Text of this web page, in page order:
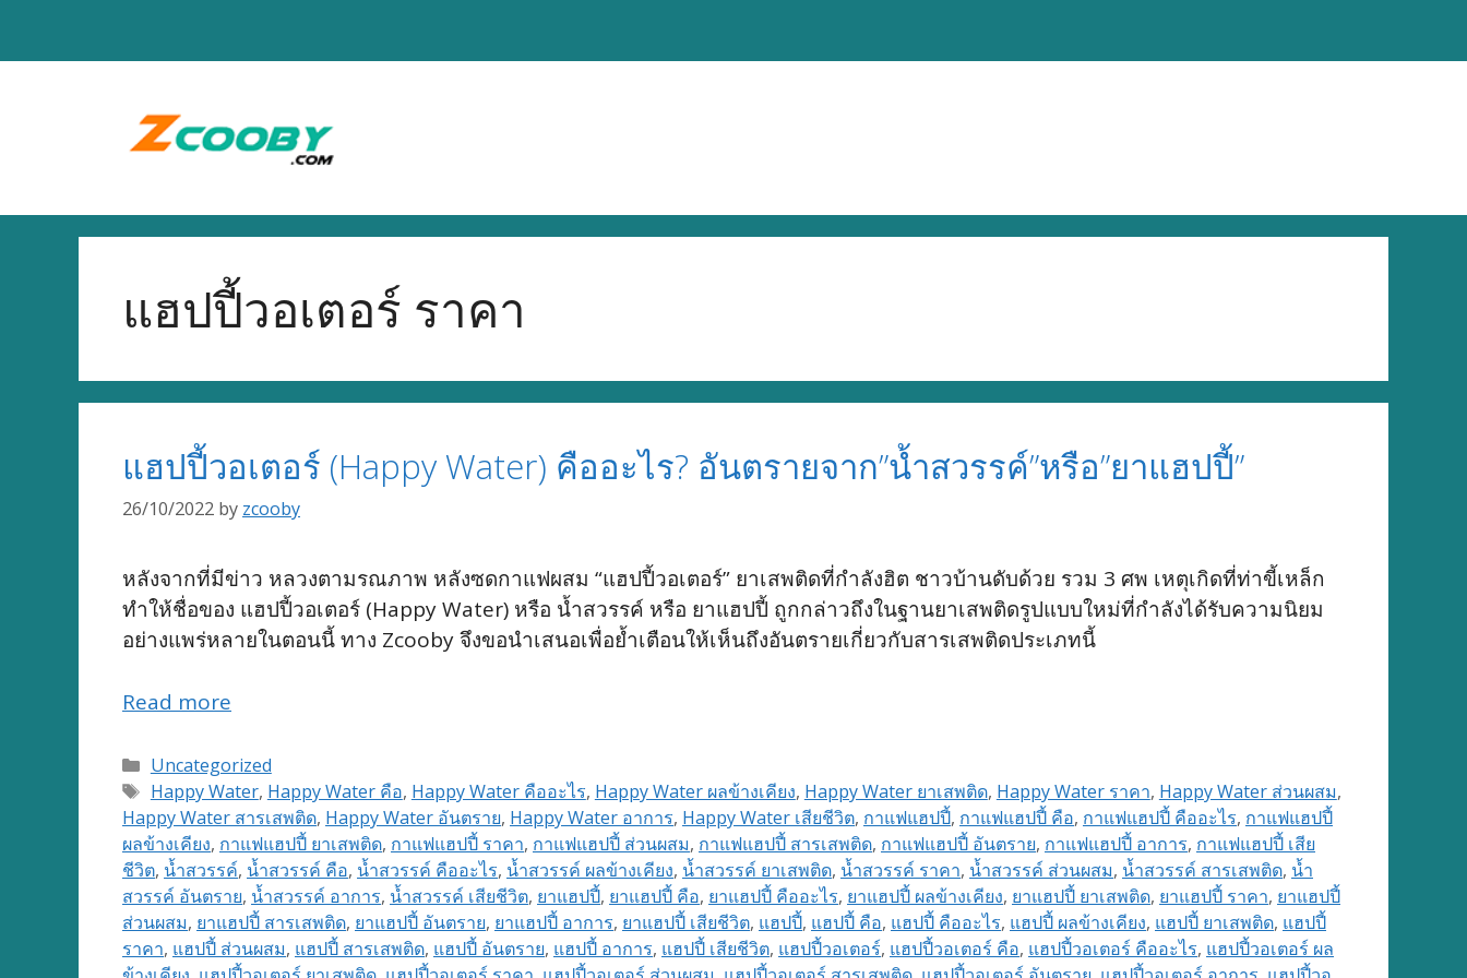
แฮปปี้วอเตอร์ ราคา
แฮปปี้วอเตอร์ (Happy Water) คืออะไร? อันตรายจาก”น้ำสวรรค์”หรือ”ยาแฮปปี้”
26/10/2022 by zcooby
หลังจากที่มีข่าว หลวงตามรณภาพ หลังซดกาแฟผสม “แฮปปี้วอเตอร์” ยาเสพติดที่กำลังฮิต ชาวบ้านดับด้วย รวม 3 ศพ เหตุเกิดที่ท่าขี้เหล็ก
ทำให้ชื่อของ แฮปปี้วอเตอร์ (Happy Water) หรือ น้ำสวรรค์ หรือ ยาแฮปปี้ ถูกกล่าวถึงในฐานยาเสพติดรูปแบบใหม่ที่กำลังได้รับความนิยม
อย่างแพร่หลายในตอนนี้ ทาง Zcooby จึงขอนำเสนอเพื่อย้ำเตือนให้เห็นถึงอันตรายเกี่ยวกับสารเสพติดประเภทนี้
Read more
Categories
Uncategorized
Tags
Happy Water, Happy Water คือ, Happy Water คืออะไร, Happy Water ผลข้างเคียง, Happy Water ยาเสพติด, Happy Water ราคา, Happy Water ส่วนผสม,
Happy Water สารเสพติด, Happy Water อันตราย, Happy Water อาการ, Happy Water เสียชีวิต, กาแฟแฮปปี้, กาแฟแฮปปี้ คือ, กาแฟแฮปปี้ คืออะไร, กาแฟแฮปปี้
ผลข้างเคียง, กาแฟแฮปปี้ ยาเสพติด, กาแฟแฮปปี้ ราคา, กาแฟแฮปปี้ ส่วนผสม, กาแฟแฮปปี้ สารเสพติด, กาแฟแฮปปี้ อันตราย, กาแฟแฮปปี้ อาการ, กาแฟแฮปปี้ เสีย
ชีวิต, น้ำสวรรค์, น้ำสวรรค์ คือ, น้ำสวรรค์ คืออะไร, น้ำสวรรค์ ผลข้างเคียง, น้ำสวรรค์ ยาเสพติด, น้ำสวรรค์ ราคา, น้ำสวรรค์ ส่วนผสม, น้ำสวรรค์ สารเสพติด, น้ำ
สวรรค์ อันตราย, น้ำสวรรค์ อาการ, น้ำสวรรค์ เสียชีวิต, ยาแฮปปี้, ยาแฮปปี้ คือ, ยาแฮปปี้ คืออะไร, ยาแฮปปี้ ผลข้างเคียง, ยาแฮปปี้ ยาเสพติด, ยาแฮปปี้ ราคา, ยาแฮปปี้
ส่วนผสม, ยาแฮปปี้ สารเสพติด, ยาแฮปปี้ อันตราย, ยาแฮปปี้ อาการ, ยาแฮปปี้ เสียชีวิต, แฮปปี้, แฮปปี้ คือ, แฮปปี้ คืออะไร, แฮปปี้ ผลข้างเคียง, แฮปปี้ ยาเสพติด, แฮปปี้
ราคา, แฮปปี้ ส่วนผสม, แฮปปี้ สารเสพติด, แฮปปี้ อันตราย, แฮปปี้ อาการ, แฮปปี้ เสียชีวิต, แฮปปี้วอเตอร์, แฮปปี้วอเตอร์ คือ, แฮปปี้วอเตอร์ คืออะไร, แฮปปี้วอเตอร์ ผล